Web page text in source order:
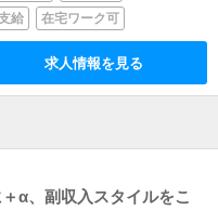
給 在宅ワーク可
求人情報を見る
α、副収入スタイルをこ